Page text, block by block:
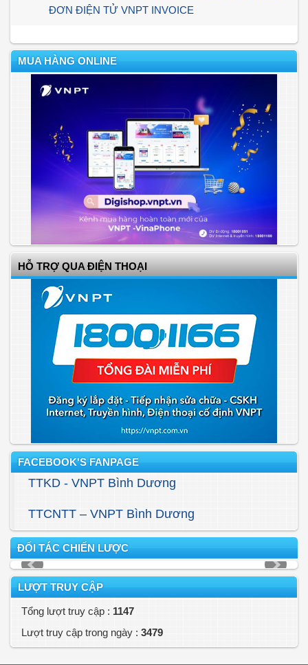
ĐƠN ĐIỆN TỬ VNPT INVOICE
MUA HÀNG ONLINE
HỖ TRỢ QUA ĐIỆN THOẠI
FACEBOOK'S FANPAGE
TTKD - VNPT Bình Dương
TTCNTT – VNPT Bình Dương
ĐỐI TÁC CHIẾN LƯỢC
LƯỢT TRUY CẬP
Tổng lượt truy cập : 1147
Lượt truy cập trong ngày : 3479